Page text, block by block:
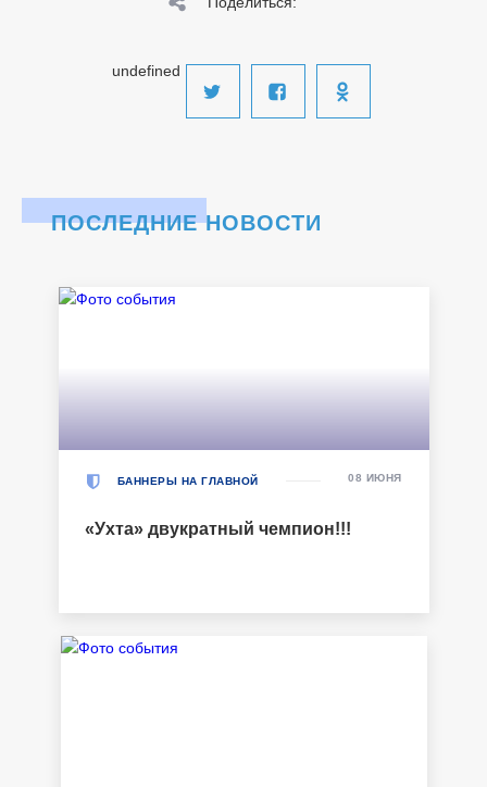
undefined
ПОСЛЕДНИЕ НОВОСТИ
БАННЕРЫ НА ГЛАВНОЙ
«Ухта» двукратный чемпион!!!
08 ИЮНЯ